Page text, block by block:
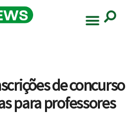
de concurso
para professores